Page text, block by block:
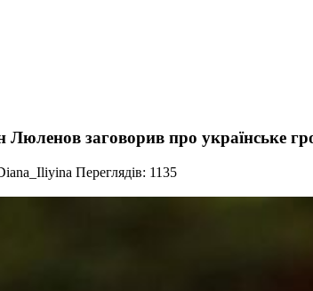
Люленов заговорив про українське
Переглядів: 1135